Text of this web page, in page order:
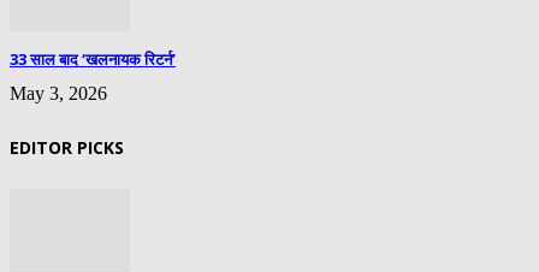
33 साल बाद ‘खलनायक रिटर्न’
May 3, 2026
EDITOR PICKS